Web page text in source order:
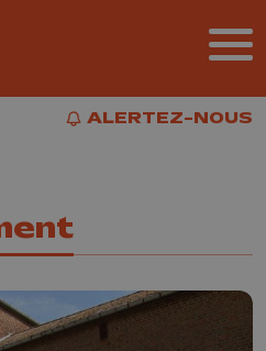
ALERTEZ-NOUS
ALERTEZ-NOUS